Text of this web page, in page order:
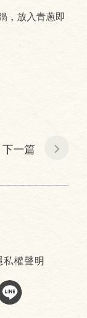
，放入青蔥即
下一篇
私權聲明